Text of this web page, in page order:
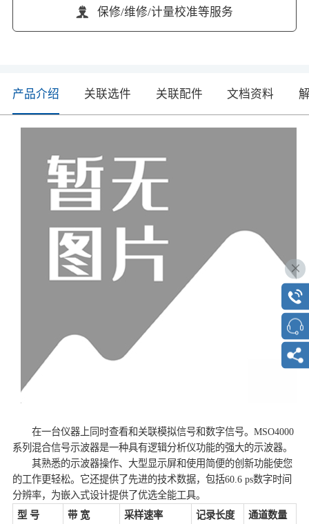
保修/维修/计量校准等服务
产品介绍 关联选件 关联配件 文档资料
在一台仪器上同时查看和关联模拟信号和数字信号。MSO4000
系列混合信号示波器是一种具有逻辑分析仪功能的强大的示波器。
其熟悉的示波器操作、大型显示屏和使用简便的创新功能使您
的工作更轻松。它还提供了先进的技术数据，包括60.6 ps数字时间
分辨率，为嵌入式设计提供了优选全能工具。
型 号
带 宽 采样速率 记录长度 通道数量